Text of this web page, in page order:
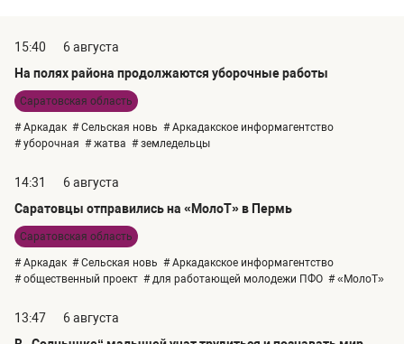
15:40
6 августа
На полях района продолжаются уборочные работы
Саратовская область
# Аркадак # Сельская новь # Аркадакское информагентство
# уборочная # жатва # земледельцы
14:31
6 августа
Саратовцы отправились на «МолоТ» в Пермь
Саратовская область
# Аркадак # Сельская новь # Аркадакское информагентство
# общественный проект # для работающей молодежи ПФО # «МолоТ»
13:47
6 августа